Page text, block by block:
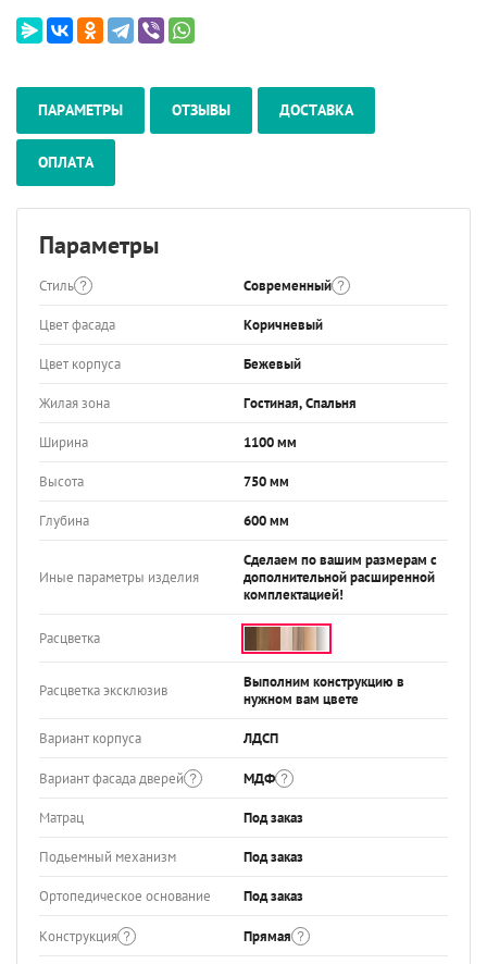
ПАРАМЕТРЫ ОТЗЫВЫ ДОСТАВКА
ОПЛАТА
Параметры
Стиль Современный
Цвет фасада Коричневый
Цвет корпуса Бежевый
Жилая зона Гостиная, Спальня
Ширина 1100 мм
Высота 750 мм
Глубина 600 мм
Иные параметры изделия
Сделаем по вашим размерам с
дополнительной расширенной
комплектацией!
Расцветка
Расцветка эксклюзив
Выполним конструкцию в
нужном вам цвете
Вариант корпуса ЛДСП
Вариант фасада дверей МДФ
Матрац Под заказ
Подьемный механизм Под заказ
Ортопедическое основание Под заказ
Конструкция Прямая